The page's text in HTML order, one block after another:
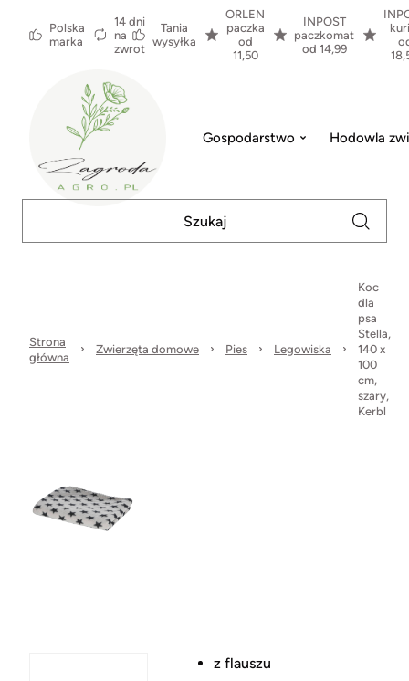
Polska
marka
14 dni
na
zwrot
Tania
wysyłka
ORLEN
paczka
od
11,50
INPOST
paczkomat
od 14,99
Gospodarstwo Hodowla
Strona
główna
Zwierzęta domowe Pies Legowiska
Koc
dla
psa
Stella,
140 x
100
cm,
szary,
Kerbl
z flauszu